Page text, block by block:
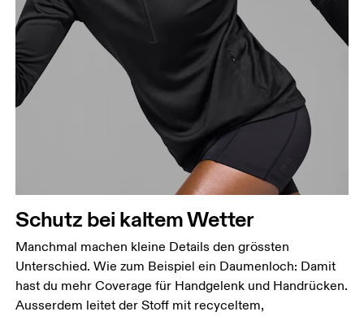
Schutz bei kaltem Wetter
Manchmal machen kleine Details den grössten
Unterschied. Wie zum Beispiel ein Daumenloch: Damit
hast du mehr Coverage für Handgelenk und Handrücken.
Ausserdem leitet der Stoff mit recyceltem,